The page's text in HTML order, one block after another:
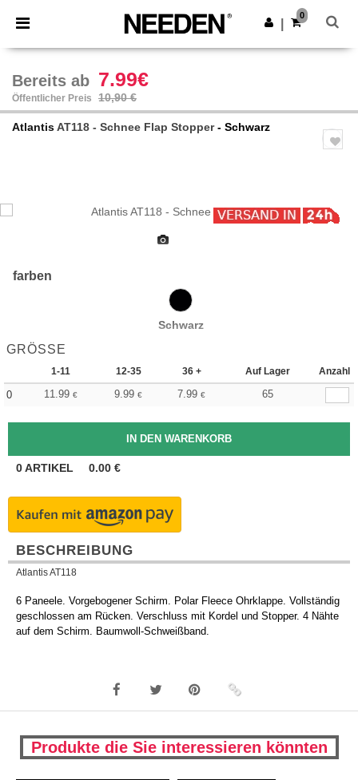
× Needen App
Bessere Preise in der App!
App holen
0
Next
Bereits ab 7.99€
Öffentlicher Preis 10,90 €
AtlantisAT118 - Schnee Flap Stopper- Schwarz
farben
Schwarz
GRÖSSE
1-11 12-35 36 + Auf Lager Anzahl
0 11.99 € 9.99 € 7.99 € 65
0ARTIKEL 0.00 €
BESCHREIBUNG
Atlantis AT118
6 Paneele. Vorgebogener Schirm. Polar Fleece Ohrklappe. Vollständig
geschlossen am Rücken. Verschluss mit Kordel und Stopper. 4 Nähte
auf dem Schirm. Baumwoll-Schweißband.
Produkte die Sie interessieren könnten